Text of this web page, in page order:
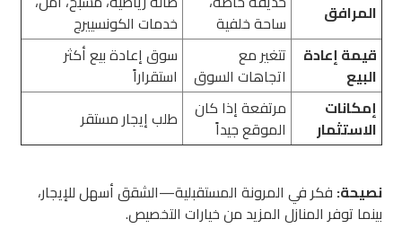
المرافق
ساحة خلفية
خدمات الكونسييرج
قيمة إعادة
البيع
تتغير مع
اتجاهات السوق
سوق إعادة بيع أكثر
استقراراً
إمكانات
الاستثمار
مرتفعة إذا كان
الموقع جيداً
طلب إيجار مستقر
نصيحة: فكر في المرونة المستقبلية—الشقق أسهل للإيجار،
بينما توفر المنازل المزيد من خيارات التخصيص.